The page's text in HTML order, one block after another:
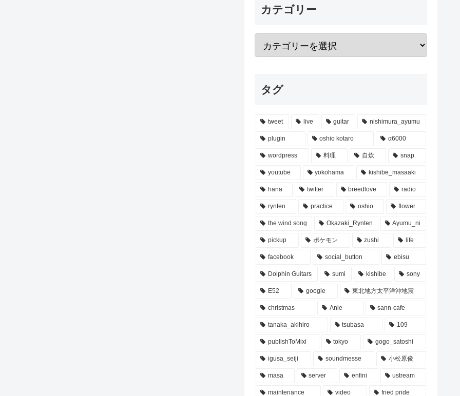
カテゴリー
タグ
tweet live guitar nishimura_ayumu
plugin oshio kotaro α6000
wordpress 料理 自炊 snap
youtube yokohama kishibe_masaaki
hana twitter breedlove radio
rynten practice oshio flower
the wind song Okazaki_Rynten Ayumu_ni
pickup ポケモン zushi life
facebook social_button ebisu
Dolphin Guitars sumi kishibe sony
E52 google 東北地方太平洋沖地震
christmas Anie sann-cafe
tanaka_akihiro tsubasa 109
publishToMixi tokyo gogo_satoshi
igusa_seiji soundmesse 小松原俊
masa server enfini ustream
maintenance video fried pride